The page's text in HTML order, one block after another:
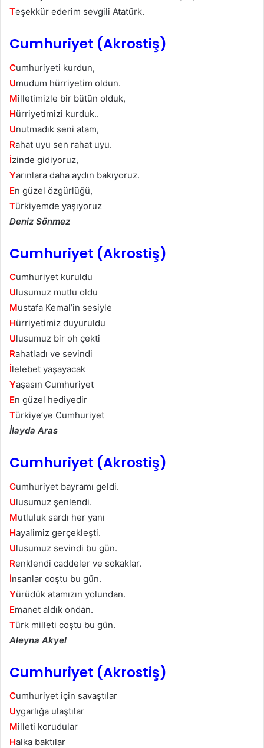
Teşekkür ederim sevgili Atatürk.
Cumhuriyet (Akrostiş)
Cumhuriyeti kurdun,
Umudum hürriyetim oldun.
Milletimizle bir bütün olduk,
Hürriyetimizi kurduk..
Unutmadık seni atam,
Rahat uyu sen rahat uyu.
İzinde gidiyoruz,
Yarınlara daha aydın bakıyoruz.
En güzel özgürlüğü,
Türkiyemde yaşıyoruz
Deniz Sönmez
Cumhuriyet (Akrostiş)
Cumhuriyet kuruldu
Ulusumuz mutlu oldu
Mustafa Kemal’in sesiyle
Hürriyetimiz duyuruldu
Ulusumuz bir oh çekti
Rahatladı ve sevindi
İlelebet yaşayacak
Yaşasın Cumhuriyet
En güzel hediyedir
Türkiye’ye Cumhuriyet
İlayda Aras
Cumhuriyet (Akrostiş)
Cumhuriyet bayramı geldi.
Ulusumuz şenlendi.
Mutluluk sardı her yanı
Hayalimiz gerçekleşti.
Ulusumuz sevindi bu gün.
Renklendi caddeler ve sokaklar.
İnsanlar coştu bu gün.
Yürüdük atamızın yolundan.
Emanet aldık ondan.
Türk milleti coştu bu gün.
Aleyna Akyel
Cumhuriyet (Akrostiş)
Cumhuriyet için savaştılar
Uygarlığa ulaştılar
Milleti korudular
Halka baktılar